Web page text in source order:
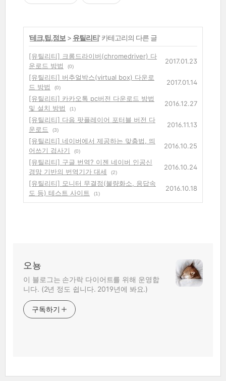
'테크,팁,정보 > 유틸리티' 카테고리의 다른 글
[유틸리티] 크롬드라이버(chromedriver) 다
운로드 방법
(0)
2017.01.23
[유틸리티] 버추얼박스(virtual box) 다운로
드 방법
(0)
2017.01.14
[유틸리티] 카카오톡 pc버전 다운로드 방법
및 설치 방법
(1)
2016.12.27
[유틸리티] 다음 팟플레이어 포터블 버전 다
운로드
(3)
2016.11.13
[유틸리티] 네이버에서 제공하는 맞춤법, 띄
어쓰기 검사기
(0)
2016.10.25
[유틸리티] 구글 번역? 이젠 네이버 인공신
경망 기반의 번역기가 대세
(2)
2016.10.24
[유틸리티] 모니터 무결점(불량화소, 응답속
도 등) 테스트 사이트
(1)
2016.10.18
오뇽
이 블로그는 손가락 다이어트를 위해 운영합
니다. (2년 정도 쉽니다. 2019년에 봐요.)
구독하기